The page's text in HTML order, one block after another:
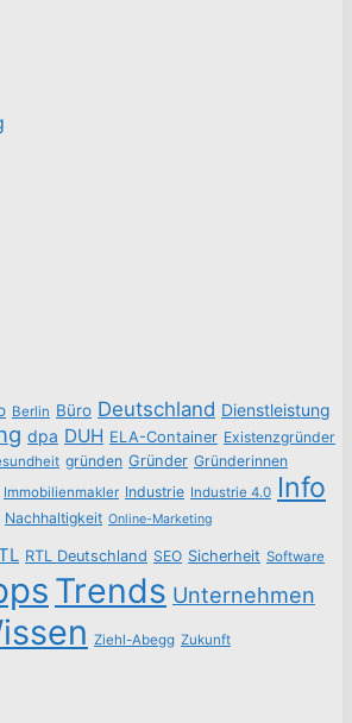
Berlin Büro Deutschland Dienstleistung
dpa DUH ELA-Container Existenzgründer
gründen Gründer Gründerinnen
Immobilienmakler Industrie Industrie 4.0 Info
Nachhaltigkeit Online-Marketing
RTL Deutschland SEO Sicherheit Software
Trends Unternehmen
Ziehl-Abegg Zukunft